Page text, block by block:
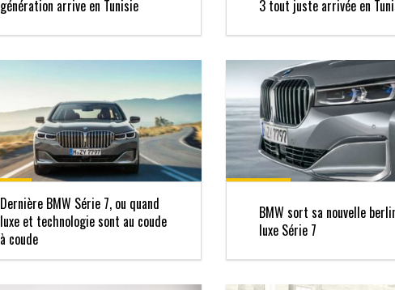
génération arrive en Tunisie
3 tout juste arrivée en
Dernière BMW Série 7, ou quand
luxe et technologie sont au coude
à coude
BMW sort sa nouvelle
luxe Série 7